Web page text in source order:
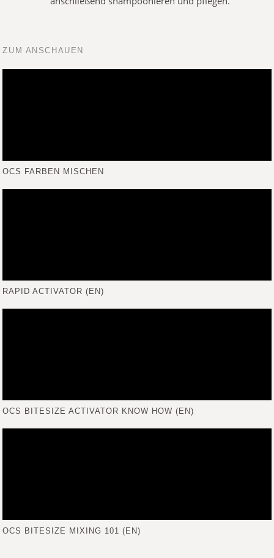
ZUM ANSCHAUEN
OCS FARBEN MISCHEN
RAPID ACTIVATOR (EN)
OCS BITESIZE ACTIVATOR KNOW HOW (EN)
OCS BITESIZE MIXING 101 (EN)